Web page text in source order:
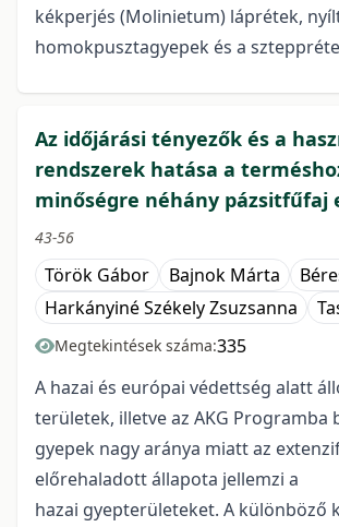
kékperjés (Molinietum) láprétek,
homokpusztagyepek és a
Az időjárási tényezők és a
rendszerek hatása a
minőségre néhány pázsitfűfaj
43-56
Török Gábor Bajnok Márta
Harkányiné Székely Zsuzsanna
Megtekintések száma:335
A hazai és európai védettség alatt
területek, illetve az AKG Programba
gyepek nagy aránya miatt az
előrehaladott állapota jellemzi a
hazai gyepterületeket. A különböző